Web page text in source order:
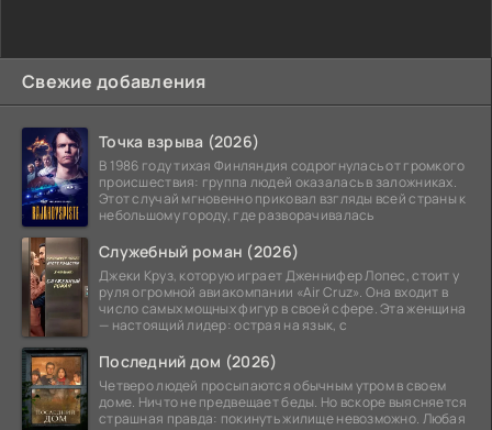
Свежие добавления
Точка взрыва (2026)
В 1986 году тихая Финляндия содрогнулась от громкого
происшествия: группа людей оказалась в заложниках.
Этот случай мгновенно приковал взгляды всей страны к
небольшому городу, где разворачивалась
Служебный роман (2026)
Джеки Круз, которую играет Дженнифер Лопес, стоит у
руля огромной авиакомпании «Air Cruz». Она входит в
число самых мощных фигур в своей сфере. Эта женщина
— настоящий лидер: острая на язык, с
Последний дом (2026)
Четверо людей просыпаются обычным утром в своем
доме. Ничто не предвещает беды. Но вскоре выясняется
страшная правда: покинуть жилище невозможно. Любая